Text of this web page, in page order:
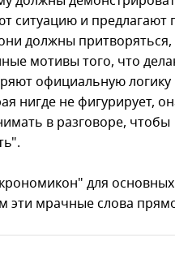
ситуацию и предлагают
должны притворяться,
мотивы того, что
официальную
нигде не фигурирует,
в разговоре, чтобы
для
мрачные слова